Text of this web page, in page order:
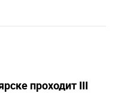
проходит III